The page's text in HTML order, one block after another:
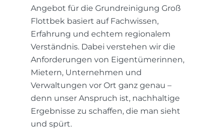
Angebot für die Grundreinigung Groß
Flottbek basiert auf Fachwissen,
Erfahrung und echtem regionalem
Verständnis. Dabei verstehen wir die
Anforderungen von Eigentümerinnen,
Mietern, Unternehmen und
Verwaltungen vor Ort ganz genau –
denn unser Anspruch ist, nachhaltige
Ergebnisse zu schaffen, die man sieht
und spürt.